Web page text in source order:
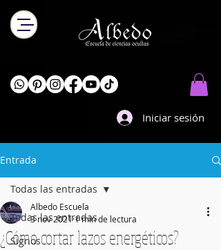
Iniciar sesión
Entrada
Todas las entradas
Signos
Todas las entradas
¿Cómo cortar lazos energéticos?
Albedo Escuela
3 nov 20211 min de lectura